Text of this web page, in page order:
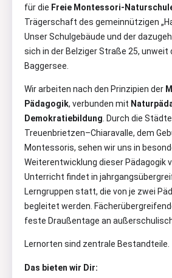
für die Freie Montessori-
Trägerschaft des gemeinnützigen
Unser Schulgebäude und der
sich in der Belziger Straße 25, unweit
Baggersee.
Wir arbeiten nach den Prinzipien der
Pädagogik, verbunden mit
Demokratiebildung . Durch die
Treuenbrietzen–Chiaravalle, dem
Montessoris, sehen wir uns in
Weiterentwicklung dieser Pädagogik
Unterricht findet in
Lerngruppen statt, die von je zwei
begleitet werden.
feste Draußentage an
Lernorten sind zentrale Bestandteile.
Das bieten wir Dir: